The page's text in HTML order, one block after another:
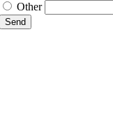
Other
Send